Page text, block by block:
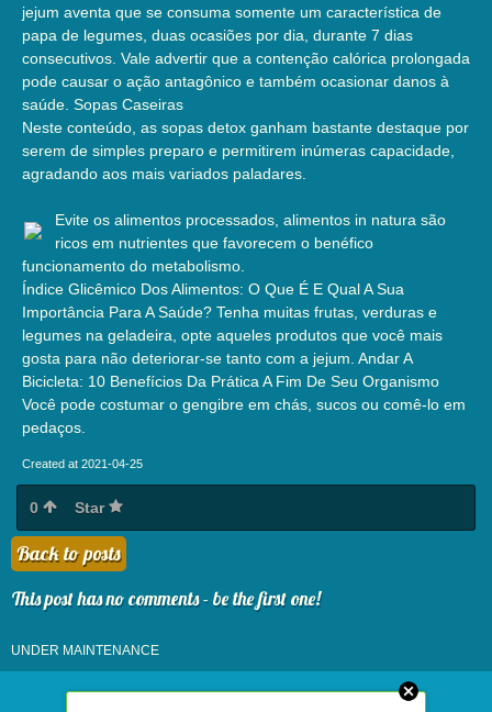
jejum aventa que se consuma somente um característica de
papa de legumes, duas ocasiões por dia, durante 7 dias
consecutivos. Vale advertir que a contenção calórica prolongada
pode causar o ação antagônico e também ocasionar danos à
saúde. Sopas Caseiras
Neste conteúdo, as sopas detox ganham bastante destaque por
serem de simples preparo e permitirem inúmeras capacidade,
agradando aos mais variados paladares.
Evite os alimentos processados, alimentos in natura são
ricos em nutrientes que favorecem o benéfico
funcionamento do metabolismo.
Índice Glicêmico Dos Alimentos: O Que É E Qual A Sua
Importância Para A Saúde? Tenha muitas frutas, verduras e
legumes na geladeira, opte aqueles produtos que você mais
gosta para não deteriorar-se tanto com a jejum. Andar A
Bicicleta: 10 Benefícios Da Prática A Fim De Seu Organismo
Você pode costumar o gengibre em chás, sucos ou comê-lo em
pedaços.
Created at 2021-04-25
0 Star
Back to posts
This post has no comments - be the first one!
UNDER MAINTENANCE